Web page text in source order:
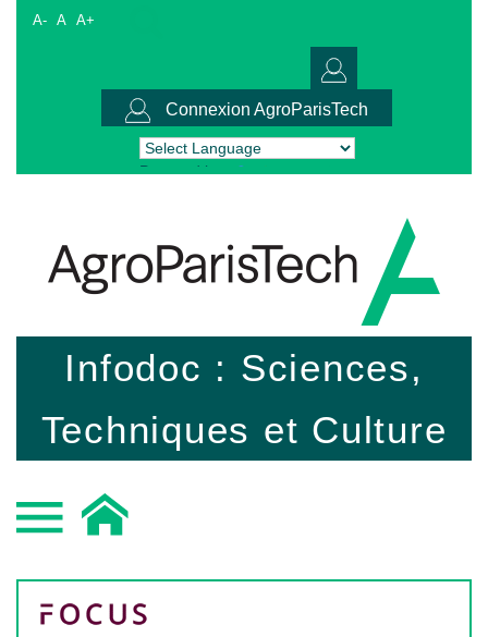
A- A A+
Connexion AgroParisTech
Powered by Translate
Infodoc : Sciences,
Techniques et Culture